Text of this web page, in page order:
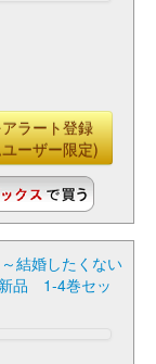
ラート登録
ーザー限定)
結婚したくない
品 1-4巻セッ